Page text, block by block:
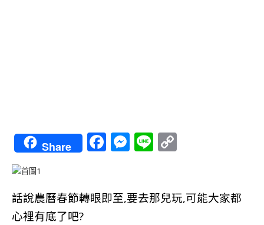
Share Facebook
Messenger
Line
話說農曆春節轉眼即至,要去那兒玩,可能大家都
心裡有底了吧?